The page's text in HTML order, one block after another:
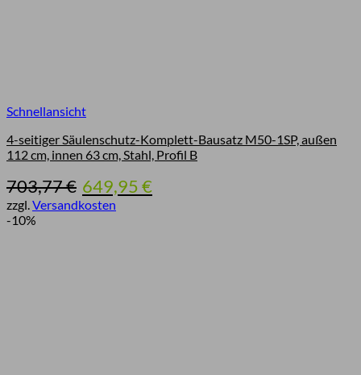
Schnellansicht
4-seitiger Säulenschutz-Komplett-Bausatz M50-1SP, außen
112 cm, innen 63 cm, Stahl, Profil B
703,77€ Ursprünglicher
Preis
war:
649,95€
Preis
zzgl.Versandkosten
-10%